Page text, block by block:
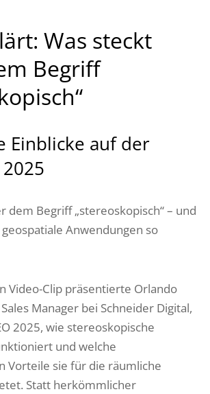
Was steckt
Begriff
Einblicke auf der
2025
dem Begriff „stereoskopisch“ – und
Anwendungen so
Video-Clip präsentierte Orlando
Manager bei Schneider Digital,
2025, wie stereoskopische
und welche
Vorteile sie für die räumliche
Statt herkömmlicher